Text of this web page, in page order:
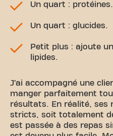
Un quart : protéines.
Un quart : glucides.
Petit plus : ajoute
lipides.
J’ai accompagné une
manger parfaitement
résultats. En réalité, ses
stricts, soit totalement
est passée à des repas